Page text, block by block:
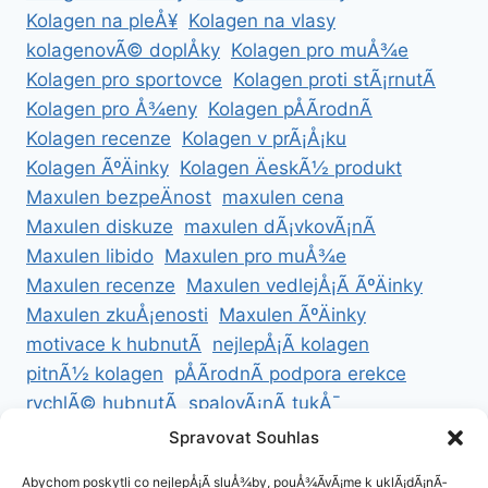
Kolagen na pleÅ¥ Kolagen na vlasy
kolagenovÃ© doplÅky Kolagen pro muÅ¾e
Kolagen pro sportovce Kolagen proti stÃ¡rnutÃ­
Kolagen pro Å¾eny Kolagen pÅÃ­rodnÃ­
Kolagen recenze Kolagen v prÃ¡Å¡ku
Kolagen ÃºÄinky Kolagen ÄeskÃ½ produkt
Maxulen bezpeÄnost maxulen cena
Maxulen diskuze maxulen dÃ¡vkovÃ¡nÃ­
Maxulen libido Maxulen pro muÅ¾e
Maxulen recenze Maxulen vedlejÅ¡Ã­ ÃºÄinky
Maxulen zkuÅ¡enosti Maxulen ÃºÄinky
motivace k hubnutÃ­ nejlepÅ¡Ã­ kolagen
pitnÃ½ kolagen pÅÃ­rodnÃ­ podpora erekce
rychlÃ© hubnutÃ­ spalovÃ¡nÃ­ tukÅ¯
ZdravÃ© hubnutÃ­ ZdravÃ© recepty na hubnutÃ­
Spravovat Souhlas
Abychom poskytli co nejlepÅ¡Ã­ sluÅ¾by, pouÅ¾Ã­vÃ¡me k uklÃ¡dÃ¡nÃ­